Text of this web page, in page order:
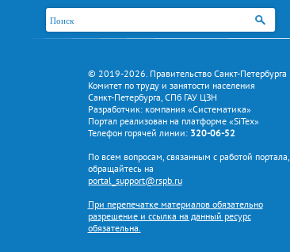
© 2019-2026. Правительство Санкт-Петербурга
Комитет по труду и занятости населения
Санкт-Петербурга, СПб ГАУ ЦЗН
Разработчик: компания «Систематика»
Портал реализован на платформе «SiTex»
Телефон горячей линии: 320-06-52
По всем вопросам, связанным с работой портала,
обращайтесь на
portal_support@rspb.ru
При перепечатке материалов обязательно
разрешение и ссылка на данный ресурс
обязательна.